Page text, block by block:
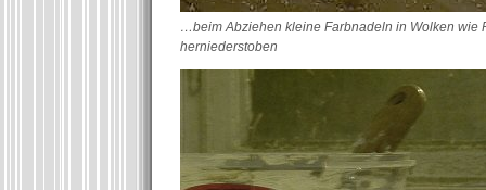
…beim Abziehen kleine Farbnadeln in Wolken wie
herniederstoben